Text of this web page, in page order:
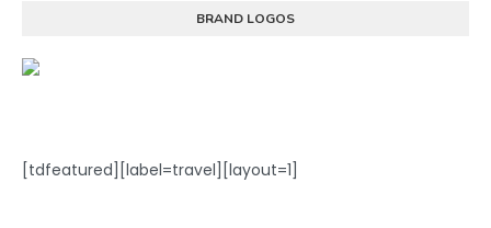
BRAND LOGOS
[tdfeatured][label=travel][layout=1]